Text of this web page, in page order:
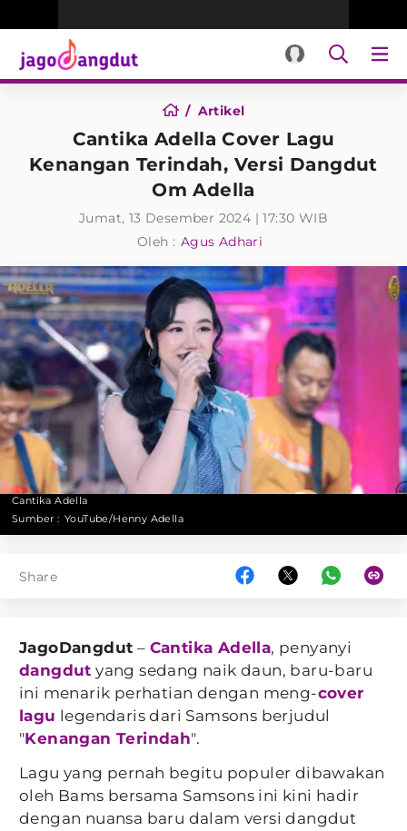
Artikel
Cantika Adella Cover Lagu
Kenangan Terindah, Versi Dangdut
Om Adella
Jumat, 13 Desember 2024 | 17:30 WIB
Oleh : Agus Adhari
Cantika Adella
Sumber : YouTube/Henny Adella
Share
JagoDangdut – Cantika Adella, penyanyi
dangdut yang sedang naik daun, baru-baru
ini menarik perhatian dengan meng-cover
lagu legendaris dari Samsons berjudul
"Kenangan Terindah".
Lagu yang pernah begitu populer dibawakan
oleh Bams bersama Samsons ini kini hadir
dengan nuansa baru dalam versi dangdut